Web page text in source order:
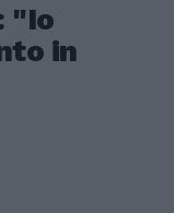
"Io
in